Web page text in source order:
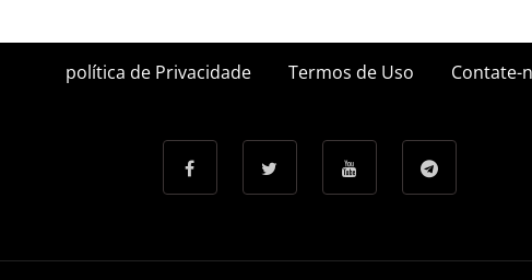
política de Privacidade Termos de Uso Contate-